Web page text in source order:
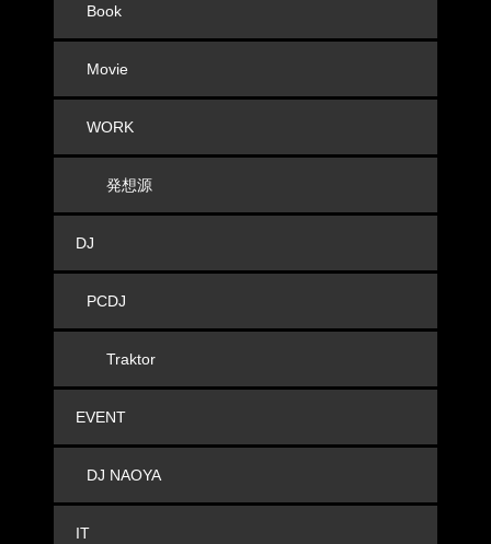
Book
Movie
WORK
発想源
DJ
PCDJ
Traktor
EVENT
DJ NAOYA
IT